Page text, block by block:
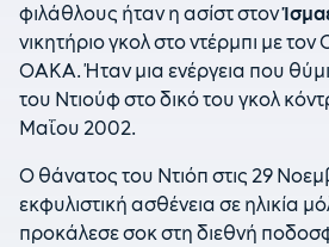
φιλάθλους ήταν η ασίστ στον
νικητήριο γκολ στο ντέρμπι με
ΟΑΚΑ. Ήταν μια ενέργεια που
του Ντιούφ στο δικό του γκολ
Μαΐου 2002.
Ο θάνατος του Ντιόπ στις 29
εκφυλιστική ασθένεια σε ηλικία
προκάλεσε σοκ στη διεθνή